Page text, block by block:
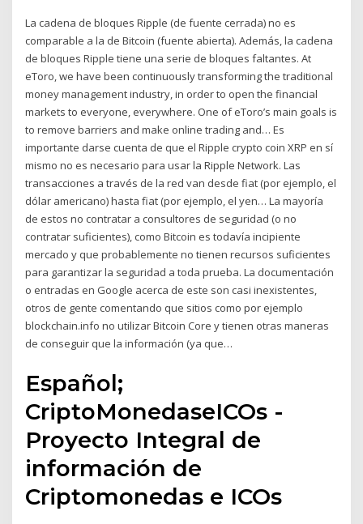
La cadena de bloques Ripple (de fuente cerrada) no es
comparable a la de Bitcoin (fuente abierta). Además, la cadena
de bloques Ripple tiene una serie de bloques faltantes. At
eToro, we have been continuously transforming the traditional
money management industry, in order to open the financial
markets to everyone, everywhere. One of eToro’s main goals is
to remove barriers and make online trading and… Es
importante darse cuenta de que el Ripple crypto coin XRP en sí
mismo no es necesario para usar la Ripple Network. Las
transacciones a través de la red van desde fiat (por ejemplo, el
dólar americano) hasta fiat (por ejemplo, el yen… La mayoría
de estos no contratar a consultores de seguridad (o no
contratar suficientes), como Bitcoin es todavía incipiente
mercado y que probablemente no tienen recursos suficientes
para garantizar la seguridad a toda prueba. La documentación
o entradas en Google acerca de este son casi inexistentes,
otros de gente comentando que sitios como por ejemplo
blockchain.info no utilizar Bitcoin Core y tienen otras maneras
de conseguir que la información (ya que…
Español;
CriptoMonedaseICOs -
Proyecto Integral de
información de
Criptomonedas e ICOs